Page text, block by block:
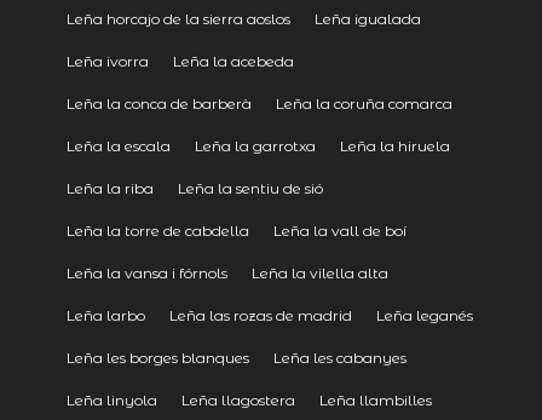
Leña horcajo de la sierra aoslos Leña igualada
Leña ivorra Leña la acebeda
Leña la conca de barberà Leña la coruña comarca
Leña la escala Leña la garrotxa Leña la hiruela
Leña la riba Leña la sentiu de sió
Leña la torre de cabdella Leña la vall de boí
Leña la vansa i fórnols Leña la vilella alta
Leña larbo Leña las rozas de madrid Leña leganés
Leña les borges blanques Leña les cabanyes
Leña linyola Leña llagostera Leña llambilles